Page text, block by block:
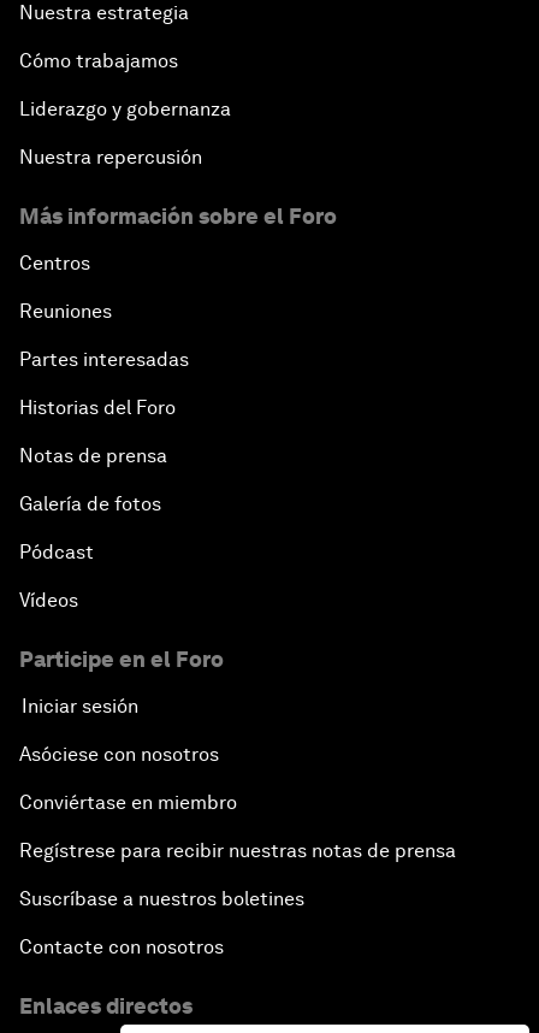
Nuestra estrategia
Cómo trabajamos
Liderazgo y gobernanza
Nuestra repercusión
Más información sobre el Foro
Centros
Reuniones
Partes interesadas
Historias del Foro
Notas de prensa
Galería de fotos
Pódcast
Vídeos
Participe en el Foro
Iniciar sesión
Asóciese con nosotros
Conviértase en miembro
Regístrese para recibir nuestras notas de prensa
Suscríbase a nuestros boletines
Contacte con nosotros
Enlaces directos